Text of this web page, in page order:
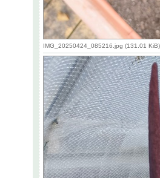
IMG_20250424_085216.jpg (131.01